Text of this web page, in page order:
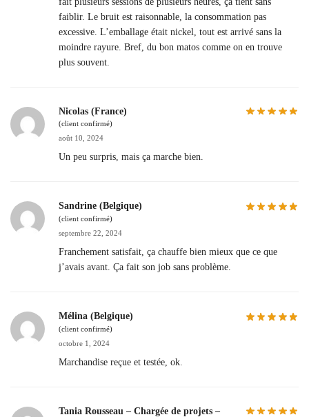
faiblir. Le bruit est raisonnable, la consommation pas
excessive. L’emballage était nickel, tout est arrivé sans la
moindre rayure. Bref, du bon matos comme on en trouve
plus souvent.
Nicolas (France)
(client confirmé)
août 10, 2024
Un peu surpris, mais ça marche bien.
Sandrine (Belgique)
(client confirmé)
septembre 22, 2024
Franchement satisfait, ça chauffe bien mieux que ce que
j’avais avant. Ça fait son job sans problème.
Mélina (Belgique)
(client confirmé)
octobre 1, 2024
Marchandise reçue et testée, ok.
Tania Rousseau – Chargée de projets –